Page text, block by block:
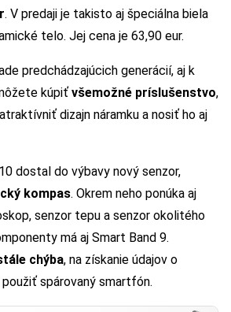
. V predaji je takisto aj špeciálna biela
telo. Jej cena je 63,90 eur.
predchádzajúcich generácií, aj k
kúpiť všemožné príslušenstvo,
dizajn náramku a nosiť ho aj
dostal do výbavy nový senzor,
kompas. Okrem neho ponúka aj
senzor tepu a senzor okolitého
má aj Smart Band 9.
chýba, na získanie údajov o
spárovaný smartfón.